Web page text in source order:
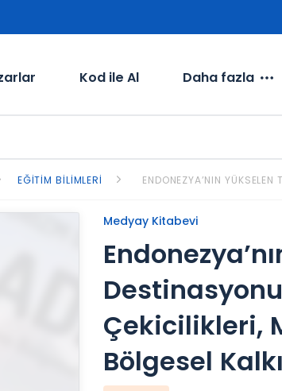
Kod ile Al Daha fazla
EĞITIM BILIMLERI ENDONEZYA’NIN
Medyay Kitabevi
Çekicilikleri,
Bölgesel